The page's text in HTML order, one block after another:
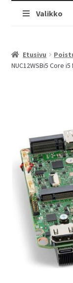
Valikko
Etusivu
NUC12WSBi5 Core